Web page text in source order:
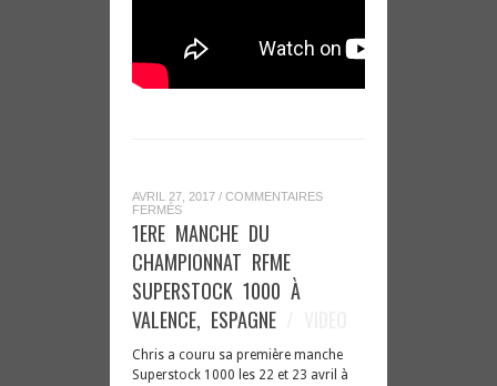
AVRIL 27, 2017 / COMMENTAIRES
FERMÉSSUR
MANCHE
CHAMPIONNAT
RFME
SUPERSTOCK
1000
À
VALENCE,
1ERE MANCHE DU
CHAMPIONNAT RFME
SUPERSTOCK 1000 À
VALENCE, ESPAGNE
Chris a couru sa première manche
Superstock 1000 les 22 et 23 avril à